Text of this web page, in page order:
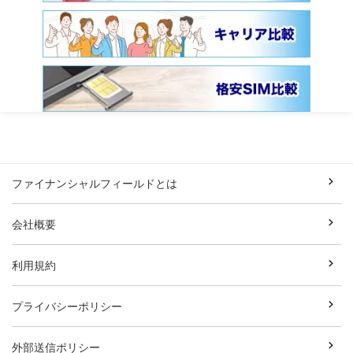
ファイナンシャルフィールドとは
会社概要
利用規約
プライバシーポリシー
外部送信ポリシー